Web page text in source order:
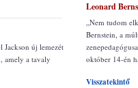
új lemezét
amely a tavaly
Leonard
„Nem tudom
Bernstein, a
október 14-én
Visszatekintő